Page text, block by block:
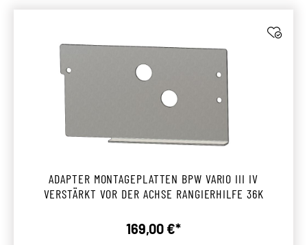
ADAPTER MONTAGEPLATTEN BPW VARIO III IV
VERSTÄRKT VOR DER ACHSE RANGIERHILFE 36K
Regulärer Preis:
169,00 €*